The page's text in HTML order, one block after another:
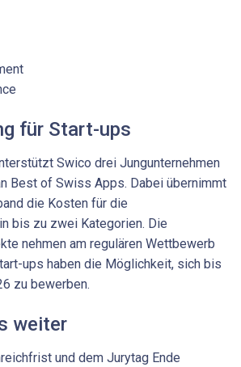
für Start-ups
Swico drei Jungunternehmen
Best of Swiss Apps. Dabei übernimmt
die Kosten für die
bis zu zwei Kategorien. Die
nehmen am regulären Wettbewerb
ups haben die Möglichkeit, sich bis
zu bewerben.
weiter
und dem Jurytag Ende